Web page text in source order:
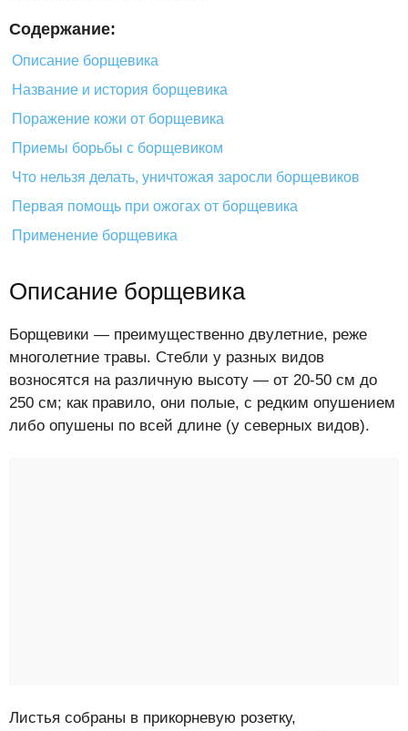
Содержание:
Описание борщевика
Название и история борщевика
Поражение кожи от борщевика
Приемы борьбы с борщевиком
Что нельзя делать, уничтожая заросли борщевиков
Первая помощь при ожогах от борщевика
Применение борщевика
Описание борщевика
Борщевики — преимущественно двулетние, реже
многолетние травы. Стебли у разных видов
возносятся на различную высоту — от 20-50 см до
250 см; как правило, они полые, с редким опушением
либо опушены по всей длине (у северных видов).
Листья собраны в прикорневую розетку,